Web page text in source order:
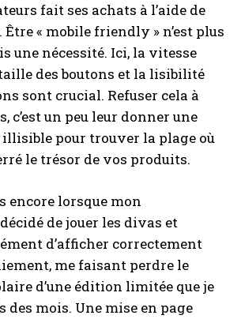
fait ses achats à l’aide de
« mobile friendly » n’est plus
une nécessité. Ici, la vitesse
des boutons et la lisibilité
sont crucial. Refuser cela à
c’est un peu leur donner une
illisible pour trouver la plage où
le trésor de vos produits.
encore lorsque mon
de jouer les divas et
d’afficher correctement
me faisant perdre le
d’une édition limitée que je
des mois. Une mise en page